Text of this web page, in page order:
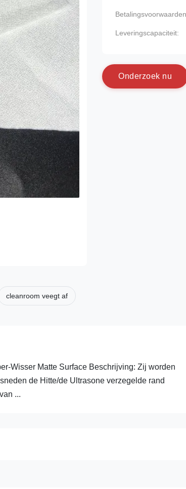
Leveringscapaciteit:
Onderzoek nu
cleanroom veegt af
Wisser Matte Surface Beschrijving: Zij worden
de Hitte/de Ultrasone verzegelde rand
...